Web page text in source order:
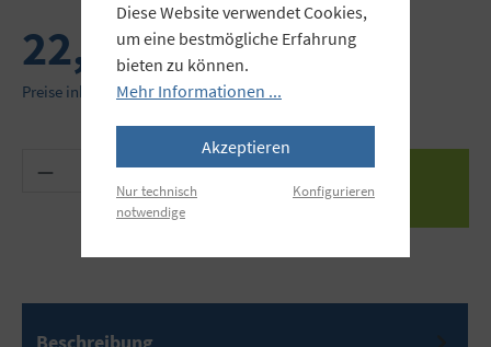
22,90 €
Preise inkl. MwSt. zzgl. Versandkosten
Produkt Anzahl: Gib den gewünschten Wert
Diese Website verwendet Cookies,
um eine bestmögliche Erfahrung
bieten zu können.
Mehr Informationen ...
Akzeptieren
Nur technisch
notwendige
Konfigurieren